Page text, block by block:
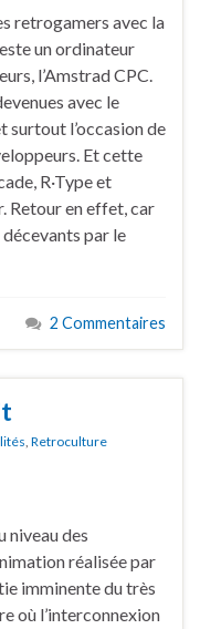
retrogamers avec la
un ordinateur
l’Amstrad CPC.
avec le
surtout l’occasion de
Et cette
R·Type et
Retour en effet, car
par le
2 Commentaires
, Retroculture
niveau des
réalisée par
imminente du très
où l’interconnexion